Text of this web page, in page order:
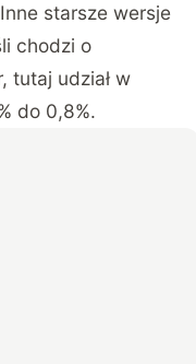
starsze wersje
chodzi o
tutaj udział w
do 0,8%.